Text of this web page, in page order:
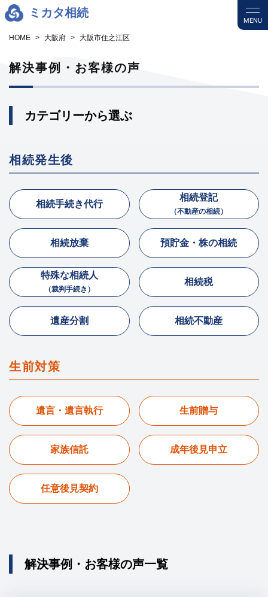
ミカタ相続
MENU
HOME 大阪府 大阪市住之江区
解決事例・お客様の声
カテゴリーから選ぶ
相続発生後
相続手続き代行
相続登記
（不動産の相続）
相続放棄 預貯金・株の相続
特殊な相続人
（裁判手続き）
相続税
遺産分割 相続不動産
生前対策
遺言・遺言執行 生前贈与
家族信託 成年後見申立
任意後見契約
解決事例・お客様の声一覧